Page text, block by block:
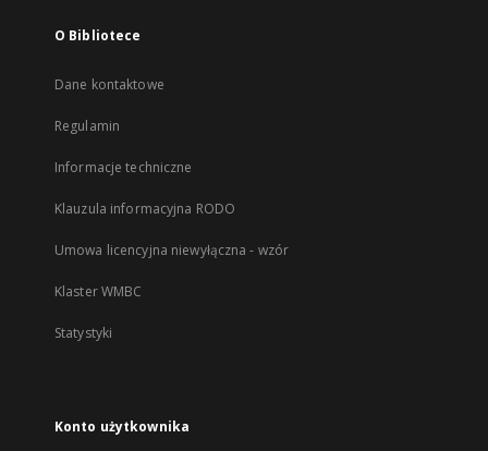
O Bibliotece
Dane kontaktowe
Regulamin
Informacje techniczne
Klauzula informacyjna RODO
Umowa licencyjna niewyłączna - wzór
Klaster WMBC
Statystyki
Konto użytkownika